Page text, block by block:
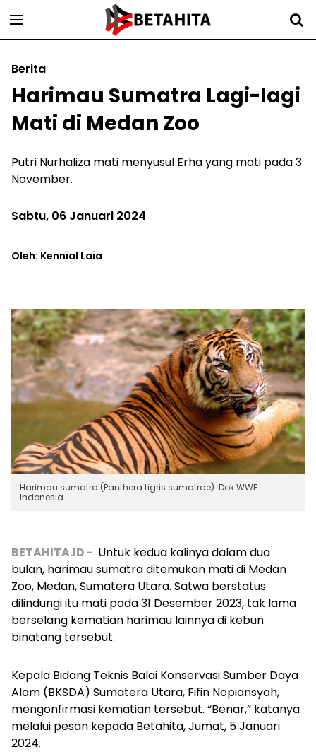
Berita
Harimau Sumatra Lagi-lagi
Mati di Medan Zoo
Putri Nurhaliza mati menyusul Erha yang mati pada 3
November.
Sabtu, 06 Januari 2024
Oleh: Kennial Laia
Harimau sumatra (Panthera tigris sumatrae). Dok WWF
Indonesia
BETAHITA.ID - Untuk kedua kalinya dalam dua
bulan, harimau sumatraditemukan mati di Medan
Zoo, Medan, Sumatera Utara. Satwa berstatus
dilindungi itu mati pada 31 Desember 2023, tak lama
berselang kematian harimau lainnya di kebun
binatang tersebut.
Kepala Bidang Teknis Balai Konservasi Sumber Daya
Alam (BKSDA) Sumatera Utara, Fifin Nopiansyah,
mengonfirmasi kematian tersebut. “Benar,” katanya
melalui pesan kepada Betahita, Jumat, 5 Januari
2024.